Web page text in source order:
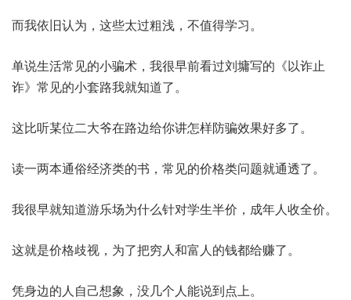
而我依旧认为，这些太过粗浅，不值得学习。
单说生活常见的小骗术，我很早前看过刘墉写的《以诈止
诈》常见的小套路我就知道了。
这比听某位二大爷在路边给你讲怎样防骗效果好多了。
读一两本通俗经济类的书，常见的价格类问题就通透了。
我很早就知道游乐场为什么针对学生半价，成年人收全价。
这就是价格歧视，为了把穷人和富人的钱都给赚了。
凭身边的人自己想象，没几个人能说到点上。